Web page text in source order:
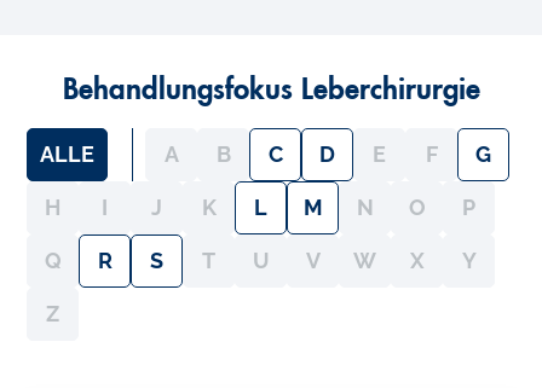
Behandlungsfokus Leberchirurgie
ALLE A B C D E F G
H I J K L M N O P
Q R S T U V W X Y
Z